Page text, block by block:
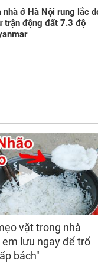
nào
10 triệu
thật
nhà ở Hà Nội rung lắc
trận động đất 7.3 độ
vặt trong nhà
em lưu ngay để trổ
bách"